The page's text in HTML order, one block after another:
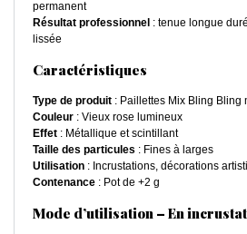
permanent
Résultat professionnel : tenue longue
lissée
Caractéristiques
Type de produit : Paillettes Mix Bling Bling
Couleur : Vieux rose lumineux
Effet : Métallique et scintillant
Taille des particules : Fines à larges
Utilisation : Incrustations, décorations
Contenance : Pot de +2 g
Mode d’utilisation – En